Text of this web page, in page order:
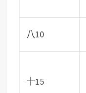
八10
十15